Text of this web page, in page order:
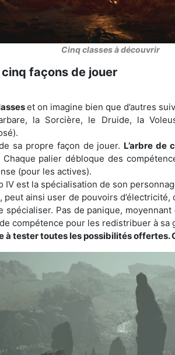
Cinq classes à découvrir
façons de jouer
et on imagine bien que d’autres
la Sorcière, le Druide, la
sa propre façon de jouer. L’arbre de
Chaque palier débloque des
(pour les actives).
IV est la spécialisation de son
peut ainsi user de pouvoirs
spécialiser. Pas de panique,
compétence pour les redistribuer à sa
à tester toutes les possibilités offertes.